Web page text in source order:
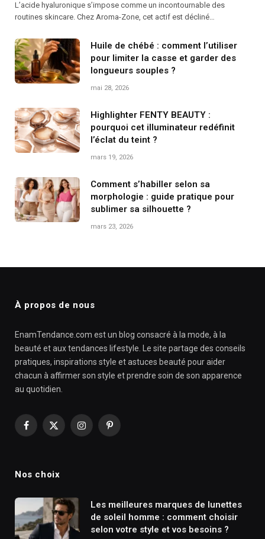
L’acide hyaluronique s’impose comme un incontournable des
routines skincare. Chez Aroma-Zone, cet actif est décliné…
Huile de chébé : comment l’utiliser
pour limiter la casse et garder des
longueurs souples ?
mai 28, 2026
Highlighter FENTY BEAUTY :
pourquoi cet illuminateur redéfinit
l’éclat du teint ?
mars 19, 2026
Comment s’habiller selon sa
morphologie : guide pratique pour
sublimer sa silhouette ?
mars 23, 2026
À propos de nous
EnamTendance.com est un blog consacré à la mode, à la
beauté et aux tendances lifestyle. Le site partage des conseils
pratiques, inspirations style et astuces beauté pour aider
chacun à affirmer son style et prendre soin de son apparence
au quotidien.
Facebook
X
InstagramPinterest
Nos choix
Les meilleures marques de lunettes
de soleil homme : comment choisir
selon votre style et vos besoins ?